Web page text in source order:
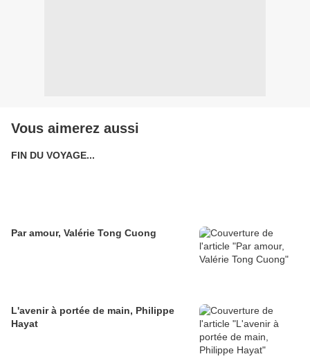
Vous aimerez aussi
FIN DU VOYAGE...
Par amour, Valérie Tong Cuong
L'avenir à portée de main, Philippe
Hayat